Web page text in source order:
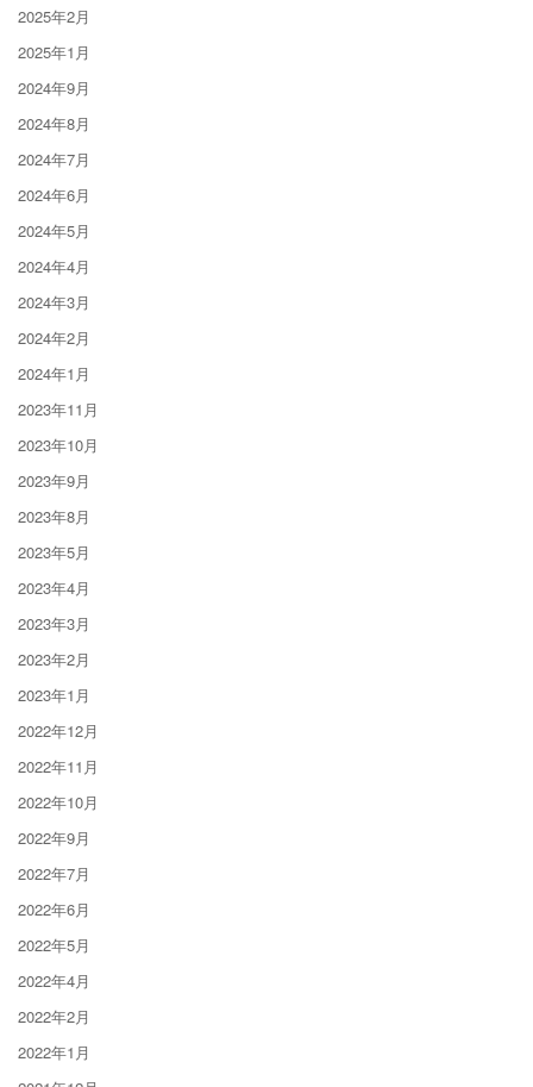
2025年2月
2025年1月
2024年9月
2024年8月
2024年7月
2024年6月
2024年5月
2024年4月
2024年3月
2024年2月
2024年1月
2023年11月
2023年10月
2023年9月
2023年8月
2023年5月
2023年4月
2023年3月
2023年2月
2023年1月
2022年12月
2022年11月
2022年10月
2022年9月
2022年7月
2022年6月
2022年5月
2022年4月
2022年2月
2022年1月